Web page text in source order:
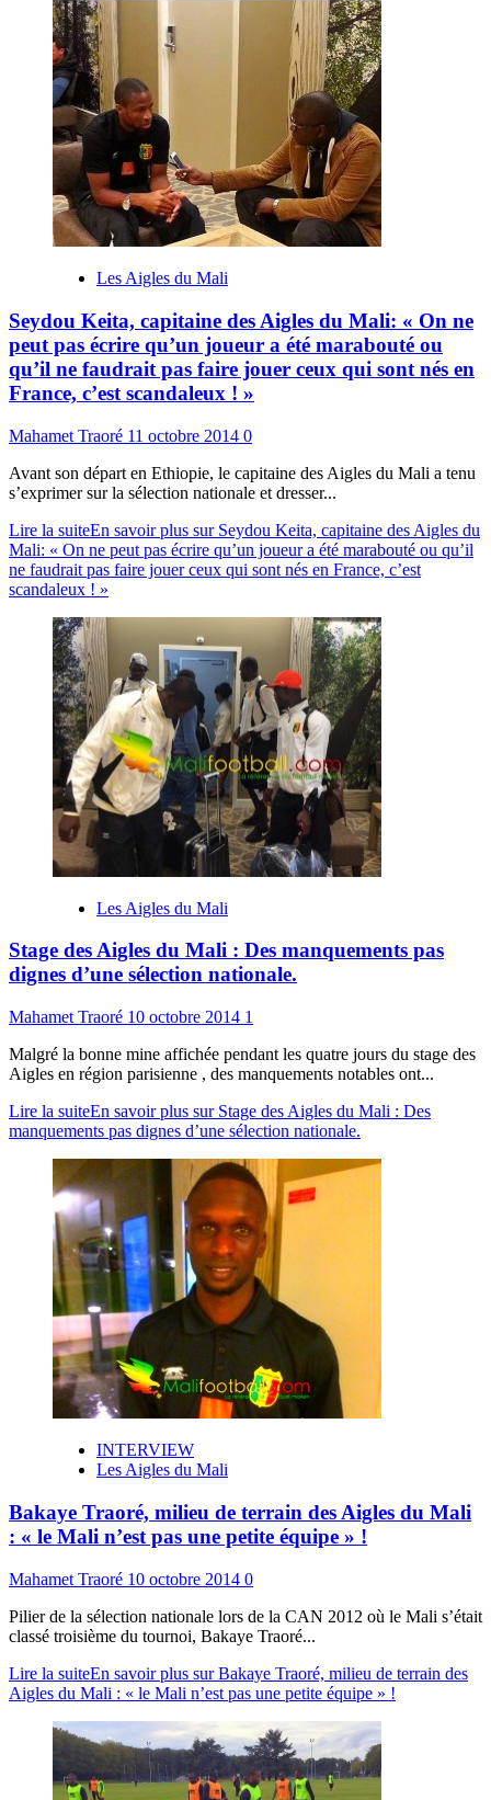
Les Aigles du Mali
Seydou Keita, capitaine des Aigles du Mali: « On ne
peut pas écrire qu’un joueur a été marabouté ou
qu’il ne faudrait pas faire jouer ceux qui sont nés en
France, c’est scandaleux ! »
Mahamet Traoré 11 octobre 2014 0
Avant son départ en Ethiopie, le capitaine des Aigles du Mali a tenu
s’exprimer sur la sélection nationale et dresser...
Lire la suiteEn savoir plus sur Seydou Keita, capitaine des Aigles du
Mali: « On ne peut pas écrire qu’un joueur a été marabouté ou qu’il
ne faudrait pas faire jouer ceux qui sont nés en France, c’est
scandaleux ! »
Les Aigles du Mali
Stage des Aigles du Mali : Des manquements pas
dignes d’une sélection nationale.
Mahamet Traoré 10 octobre 2014 1
Malgré la bonne mine affichée pendant les quatre jours du stage des
Aigles en région parisienne , des manquements notables ont...
Lire la suiteEn savoir plus sur Stage des Aigles du Mali : Des
manquements pas dignes d’une sélection nationale.
INTERVIEW
Les Aigles du Mali
Bakaye Traoré, milieu de terrain des Aigles du Mali
: « le Mali n’est pas une petite équipe » !
Mahamet Traoré 10 octobre 2014 0
Pilier de la sélection nationale lors de la CAN 2012 où le Mali s’était
classé troisième du tournoi, Bakaye Traoré...
Lire la suiteEn savoir plus sur Bakaye Traoré, milieu de terrain des
Aigles du Mali : « le Mali n’est pas une petite équipe » !